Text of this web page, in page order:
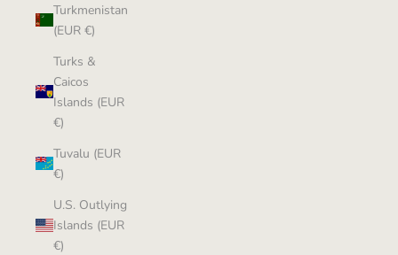
Turkmenistan
(EUR €)
Turks &
Caicos
Islands (EUR
€)
Tuvalu (EUR
€)
U.S. Outlying
Islands (EUR
€)